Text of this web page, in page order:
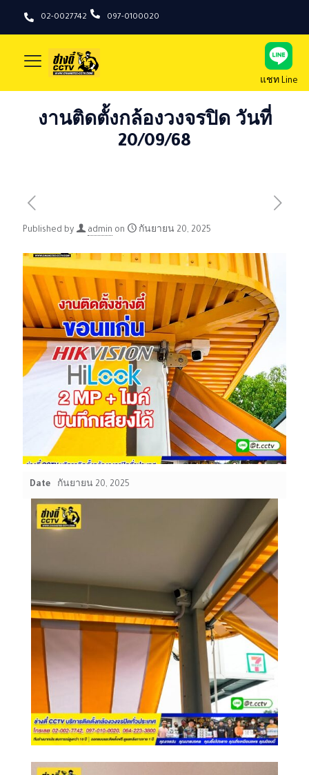
02-0027742 097-0100020
แชท Line
งานติดตั้งกล้องวงจรปิด วันที่
20/09/68
Published by admin on กันยายน 20, 2025
Date กันยายน 20, 2025